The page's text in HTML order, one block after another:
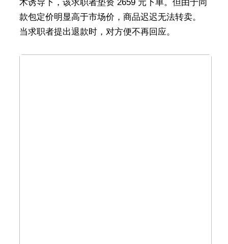
术诱导下，该求职者垫资 2659 元下单。但由于同
款包定价明显高于市场价，商品迟迟无法转卖。
当求职者提出退款时，对方便不再回应。